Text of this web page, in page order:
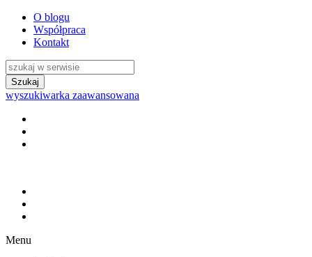
O blogu
Współpraca
Kontakt
wyszukiwarka zaawansowana
Menu